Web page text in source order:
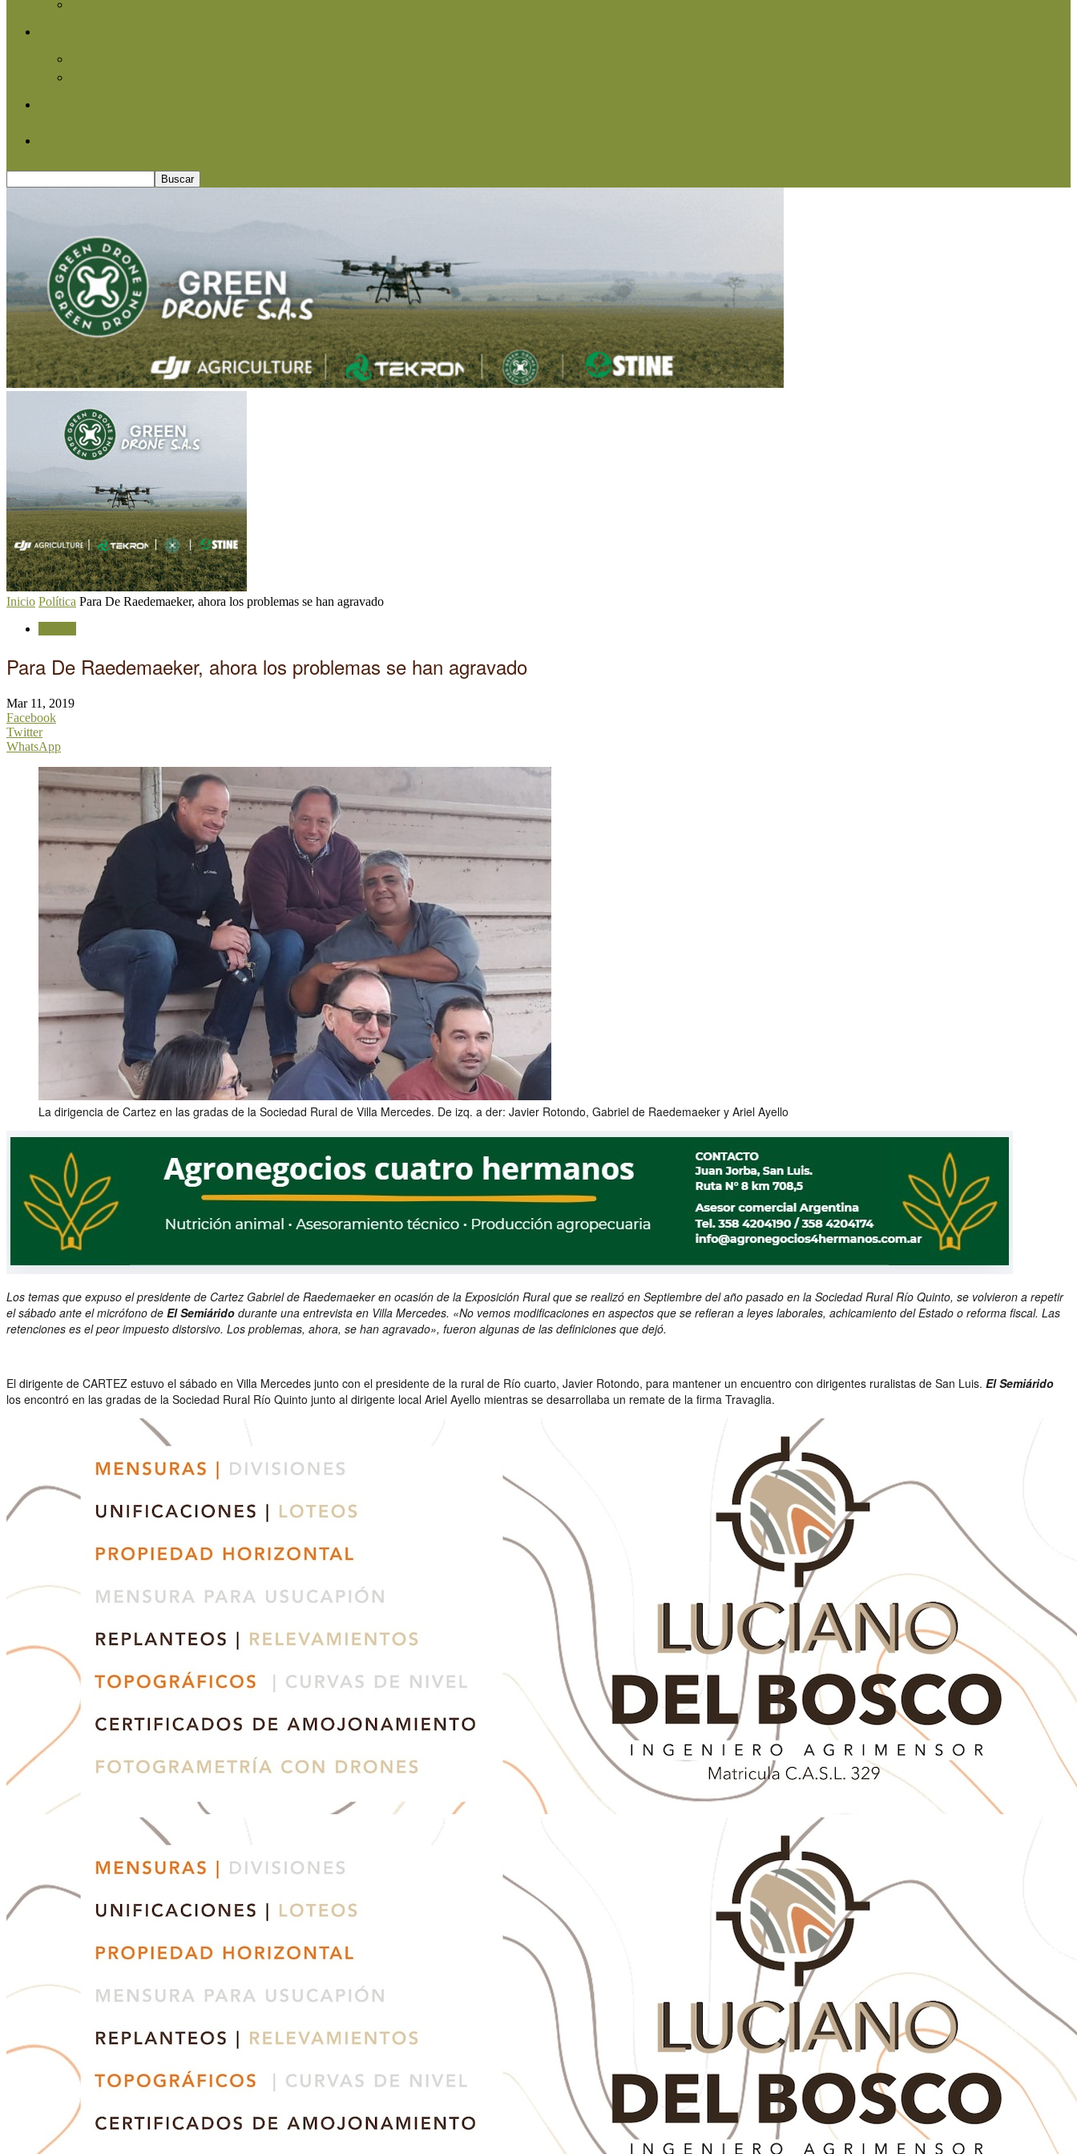
Inicio Política Para De Raedemaeker, ahora los problemas se han agravado
Para De Raedemaeker, ahora los problemas se han agravado
Mar 11, 2019
Facebook
Twitter
WhatsApp
La dirigencia de Cartez en las gradas de la Sociedad Rural de Villa Mercedes. De izq. a der: Javier Rotondo, Gabriel de Raedemaeker y Ariel Ayello
Los temas que expuso el presidente de Cartez Gabriel de Raedemaeker en ocasión de la Exposición Rural que se realizó en Septiembre del año pasado en la Sociedad Rural Río Quinto, se volvieron a repetir
el sábado ante el micrófono de El Semiárido durante una entrevista en Villa Mercedes. «No vemos modificaciones en aspectos que se refieran a leyes laborales, achicamiento del Estado o reforma fiscal. Las
retenciones es el peor impuesto distorsivo. Los problemas, ahora, se han agravado», fueron algunas de las definiciones que dejó.
El dirigente de CARTEZ estuvo el sábado en Villa Mercedes junto con el presidente de la rural de Río cuarto, Javier Rotondo, para mantener un encuentro con dirigentes ruralistas de San Luis. El Semiárido
los encontró en las gradas de la Sociedad Rural Río Quinto junto al dirigente local Ariel Ayello mientras se desarrollaba un remate de la firma Travaglia.